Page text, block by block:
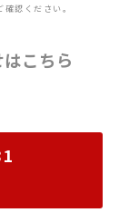
認ください。
こちら